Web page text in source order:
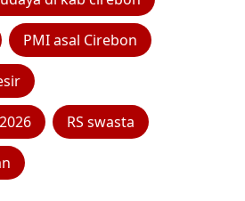
PMI asal Cirebon
RS swasta